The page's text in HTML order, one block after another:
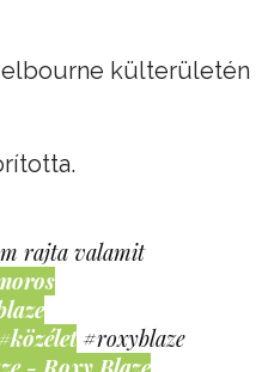
külterületén
rajta valamit
#közélet #roxyblaze